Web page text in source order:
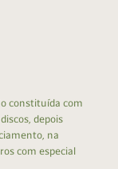
constituída com
depois
na
com especial